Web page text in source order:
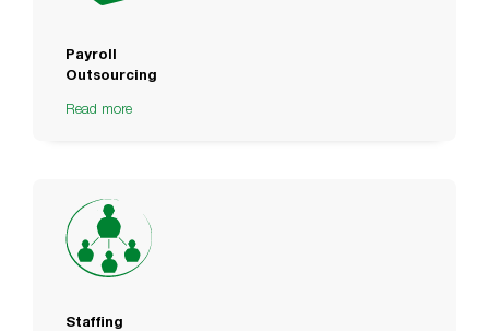
Payroll
Outsourcing
Read more
Staffing